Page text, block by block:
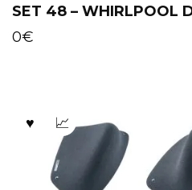
SET 48 – WHIRLPOOL
0€